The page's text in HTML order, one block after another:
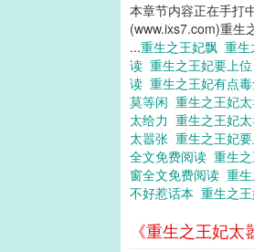
本章节内容正在手打
(www.ixs7.com)重生
...重生之王妃飘 重生
读 重生之王妃要上位
读 重生之王妃有点
莫等闲 重生之王妃
太给力 重生之王妃
太嚣张 重生之王妃
全文免费阅读 重生
窗全文免费阅读 重
不好惹话本 重生之
《重生之王妃